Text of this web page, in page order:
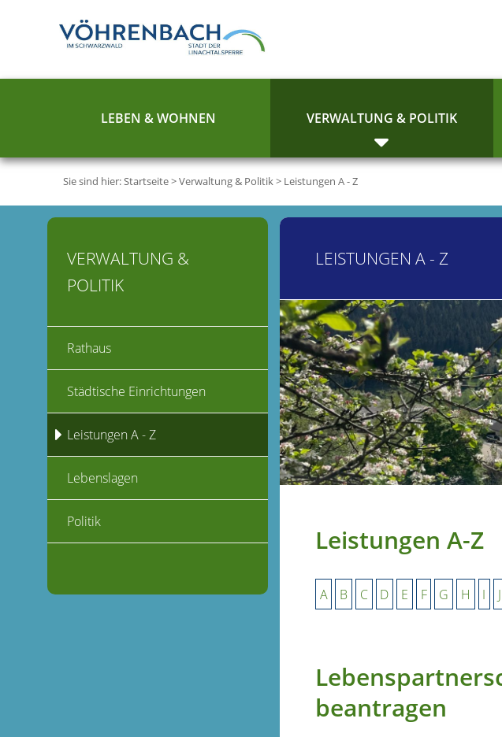
LEBEN & WOHNEN VERWALTUNG & POLITIK
Sie sind hier:Startseite>Verwaltung & Politik> Leistungen A - Z
LEISTUNGEN A - Z
Leistungen A-Z
A B C D E F G H I J
beantragen
VERWALTUNG &
POLITIK
Rathaus
Städtische Einrichtungen
Leistungen A - Z
Lebenslagen
Politik